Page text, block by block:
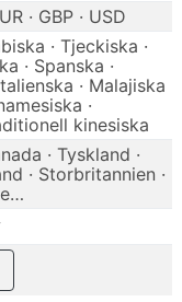
· GBP · USD
· Tjeckiska ·
· Spanska ·
· Malajiska
·
kinesiska
· Tyskland ·
· Storbritannien ·